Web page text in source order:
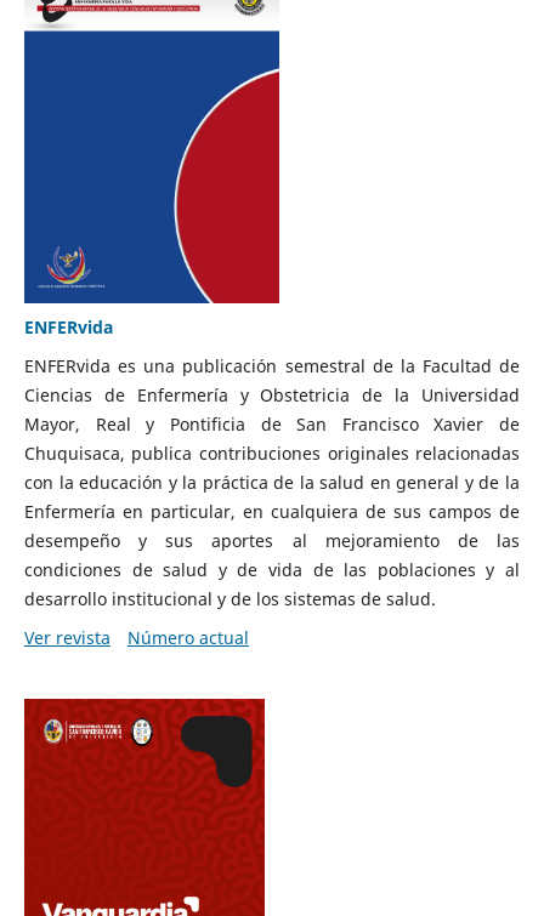
ENFERvida
ENFERvida es una publicación semestral de la Facultad de
Ciencias de Enfermería y Obstetricia de la Universidad
Mayor, Real y Pontificia de San Francisco Xavier de
Chuquisaca, publica contribuciones originales relacionadas
con la educación y la práctica de la salud en general y de la
Enfermería en particular, en cualquiera de sus campos de
desempeño y sus aportes al mejoramiento de las
condiciones de salud y de vida de las poblaciones y al
desarrollo institucional y de los sistemas de salud.
Ver revista
Número actual